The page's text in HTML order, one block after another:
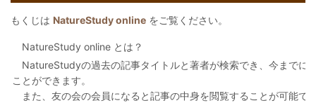
もくじは NatureStudy online をご覧ください。
NatureStudy online とは？
NatureStudyの過去の記事タイトルと著者が検索でき、今までに
ことができます。
また、友の会の会員になると記事の中身を閲覧することが可能で